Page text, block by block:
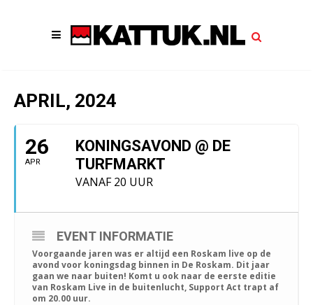
APRIL, 2024
26
APR
KONINGSAVOND @ DE
TURFMARKT
VANAF 20 UUR
EVENT INFORMATIE
Voorgaande jaren was er altijd een Roskam live op de
avond voor koningsdag binnen in De Roskam. Dit jaar
gaan we naar buiten! Komt u ook naar de eerste editie
van Roskam Live in de buitenlucht, Support Act trapt af
om 20.00 uur.